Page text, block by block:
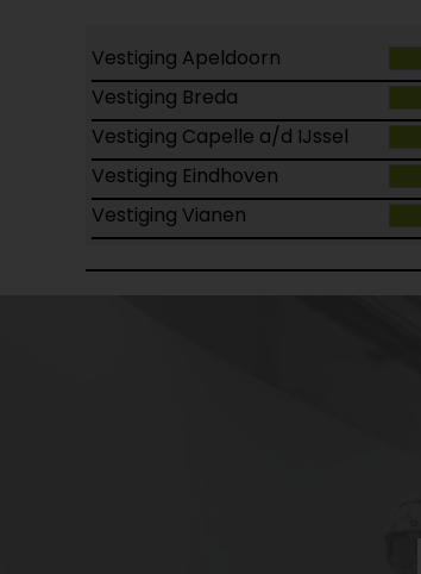
Vestiging Apeldoorn
Vestiging Breda
Vestiging Capelle a/d IJssel
Vestiging Eindhoven
Vestiging Vianen